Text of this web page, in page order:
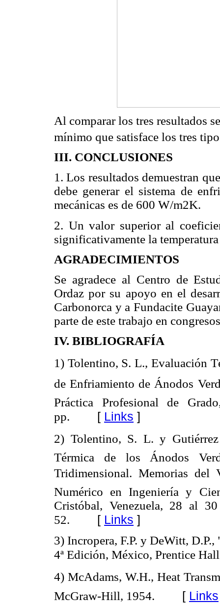
Al comparar los tres resultados
mínimo que satisface los tres
III. CONCLUSIONES
1. Los resultados demuestran
debe generar el sistema de
mecánicas es de 600 W/m2K.
2. Un valor superior al
significativamente la
AGRADECIMIENTOS
Se agradece al Centro de
Ordaz por su apoyo en el
Carbonorca y a Fundacite
parte de este trabajo en
IV. BIBLIOGRAFÍA
1) Tolentino, S. L., Evaluación
de Enfriamiento de Ánodos
Práctica Profesional de
pp. [ Links ]
2) Tolentino, S. L. y Gutiérrez
Térmica de los Ánodos
Tridimensional. Memorias
Numérico en Ingeniería y
Cristóbal, Venezuela, 28 al
52. [ Links ]
3) Incropera, F.P. y DeWitt,
4ª Edición, México, Prentice
4) McAdams, W.H., Heat
McGraw-Hill, 1954. [ Links